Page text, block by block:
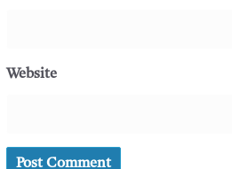
Website